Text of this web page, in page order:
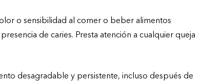
o sensibilidad al comer o beber alimentos
de caries. Presta atención a cualquier queja
desagradable y persistente, incluso después de